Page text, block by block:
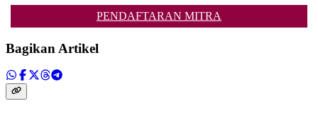
PENDAFTARAN MITRA
Bagikan Artikel